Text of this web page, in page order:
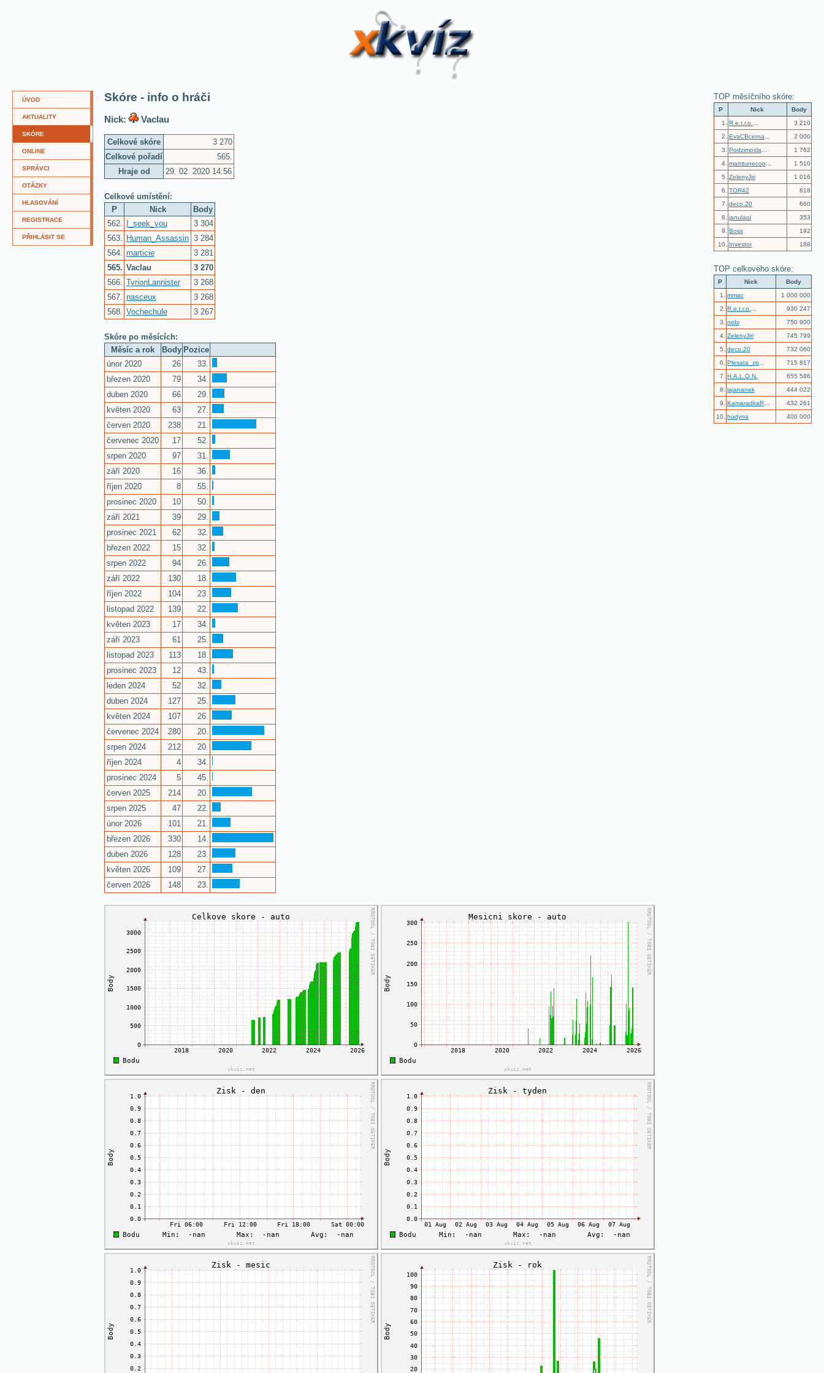
XKvíz
ÚVOD
AKTUALITY
SKÓRE
ONLINE
SPRÁVCI
OTÁZKY
HLASOVÁNÍ
REGISTRACE
PŘIHLÁSIT SE
TOP měsíčního skóre:
P Nick
Body
1.
R.e.t.r.o.
3 210
2.
EvaCBcerna
2 000
3.
Podzimosla
1 762
4. mamtunecop...
1 510
5.
ZelenyJiri
1 016
6.
TOR42
818
7.
deco.20
660
8.
janulaol
353
9.
Boss
192
10.
Investor 188
TOP celkového skóre:
P Nick
Body
1.
mmac
1 000 000
2.
R.e.t.r.o.
930 247
3.
nobi
750 900
4. ZelenyJiri
745 799
5.
deco.20
732 060
6.
Plesata_zp...
715 817
7.
H.A.L.O.N.
655 586
8.
jajananek
444 022
9.
KamaradkaR...
432 261
10. hudyna 400 000
Skóre - info o hráči
Nick: Vaclau
Celkové skóre
3 270
Celkové pořadí
565.
Hraje od
29. 02. 2020 14:56
Celkové umístění:
P
Nick
Body
562.
I_seek_you
3 304
563.
Human_Assassin 3 284
564.
marticie
3 281
565. Vaclau
3 270
566.
TyrionLannister
3 268
567.
nasceux
3 268
568.
Vochechule 3 267
Skóre po měsících:
Měsíc a rok
Body Pozice
únor 2020
26
33.
březen 2020
79
34.
duben 2020
66
29.
květen 2020
63
27.
červen 2020
238
21.
červenec 2020
17
52.
srpen 2020
97
31.
září 2020
16
36.
říjen 2020
8
55.
prosinec 2020
10
50.
září 2021
39
29.
prosinec 2021
62
32.
březen 2022
15
32.
srpen 2022
94
26.
září 2022
130
18.
říjen 2022
104
23.
listopad 2022
139
22.
květen 2023
17
34.
září 2023
61
25.
listopad 2023
113
18.
prosinec 2023
12
43.
leden 2024
52
32.
duben 2024
127
25.
květen 2024
107
26.
červenec 2024
280
20.
srpen 2024
212
20.
říjen 2024
4
34.
prosinec 2024
5
45.
červen 2025
214
20.
srpen 2025
47
22.
únor 2026
101
21.
březen 2026
330
14.
duben 2026
128
23.
květen 2026
109
27.
červen 2026
148 23.